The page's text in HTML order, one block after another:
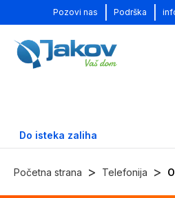
Pozovi nas Podrška
Do isteka zaliha
Početna strana > Telefonija >